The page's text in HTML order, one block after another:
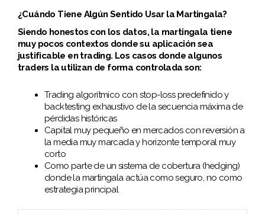
¿Cuándo Tiene Algún Sentido Usar la Martingala?
Siendo honestos con los datos, la martingala tiene
muy pocos contextos donde su aplicación sea
justificable en trading. Los casos donde algunos
traders la utilizan de forma controlada son:
Trading algorítmico con stop-loss predefinido y
backtesting exhaustivo de la secuencia máxima de
pérdidas históricas
Capital muy pequeño en mercados con reversión a
la media muy marcada y horizonte temporal muy
corto
Como parte de un sistema de cobertura (hedging)
donde la martingala actúa como seguro, no como
estrategia principal